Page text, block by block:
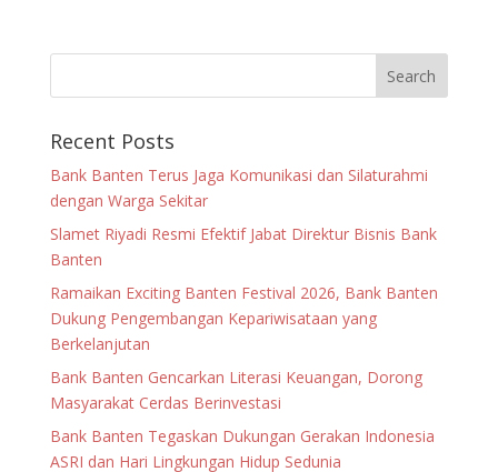
Recent Posts
Bank Banten Terus Jaga Komunikasi dan Silaturahmi
dengan Warga Sekitar
Slamet Riyadi Resmi Efektif Jabat Direktur Bisnis Bank
Banten
Ramaikan Exciting Banten Festival 2026, Bank Banten
Dukung Pengembangan Kepariwisataan yang
Berkelanjutan
Bank Banten Gencarkan Literasi Keuangan, Dorong
Masyarakat Cerdas Berinvestasi
Bank Banten Tegaskan Dukungan Gerakan Indonesia
ASRI dan Hari Lingkungan Hidup Sedunia